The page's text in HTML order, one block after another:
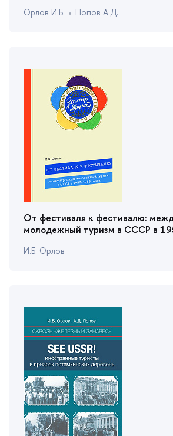
Орлов И.Б. Попов А.Д.
От фестиваля к фестивалю:
молодежный туризм в СССР в
И.Б. Орло